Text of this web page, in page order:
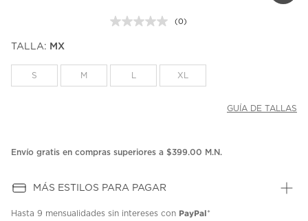
Sin
la
misma
(0)
TALLA: MX
S M XL
GUÍA DE TALLAS
Envío gratis en compras superiores a $399.00 M.N.
MÁS ESTILOS PARA PAGAR
Hasta 9 mensualidades sin intereses con PayPal*